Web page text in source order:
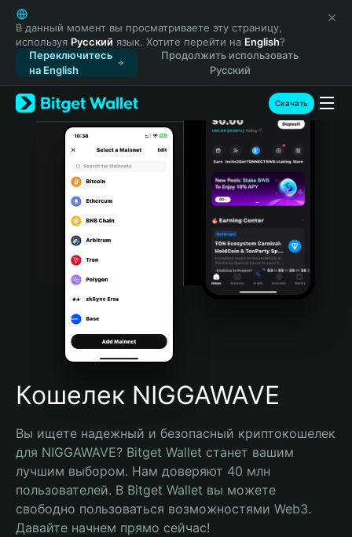
English
日本語
Tiếng Việt
Русский
Español (Latinoamérica)
Türkçe
Italiano
Português (Portugal)
Bahasa Indonesia
Português (Brasil)
Español (Argentina)
В данный момент вы просматриваете эту страницу,
используя Русский язык. Хотите перейти на English?
Переключитесь
на English
Продолжить использовать
Русский
Скачать
Кошелек NIGGAWAVE
Вы ищете надежный и безопасный криптокошелек
для NIGGAWAVE? Bitget Wallet станет вашим
лучшим выбором. Нам доверяют 40 млн
пользователей. В Bitget Wallet вы можете
свободно пользоваться возможностями Web3.
Давайте начнем прямо сейчас!